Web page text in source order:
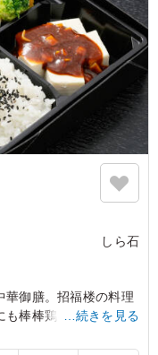
しら石
華御膳。招福楼の料理
も棒棒鶏をはじめ、た
…続きを見る